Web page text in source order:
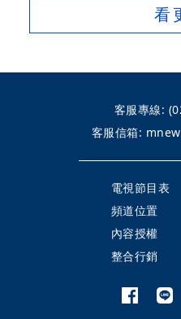
看
客服專線:
客服信箱:
電視節目表
頻道位置
內容授權
整合行銷